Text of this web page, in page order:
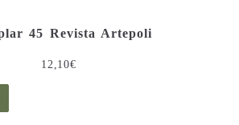
45 Revista Artepoli
12,10€